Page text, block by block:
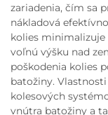
zariadenia, čím sa
nákladová
kolies
voľnú výšku nad
poškodenia kolies
batožiny.
kolesových
vnútra batožiny a